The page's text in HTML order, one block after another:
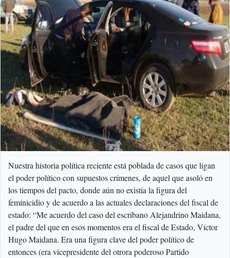
Nuestra historia política reciente está poblada de casos que ligan
el poder político con supuestos crímenes, de aquel que asoló en
los tiempos del pacto, donde aún no existía la figura del
feminicidio y de acuerdo a las actuales declaraciones del fiscal de
estado: “Me acuerdo del caso del escribano Alejandrino Maidana,
el padre del que en esos momentos era el fiscal de Estado, Víctor
Hugo Maidana. Era una figura clave del poder político de
entonces (era vicepresidente del otrora poderoso Partido